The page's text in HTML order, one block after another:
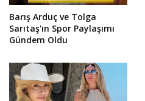
Barış Arduç ve Tolga
Sarıtaş'ın Spor Paylaşımı
Gündem Oldu